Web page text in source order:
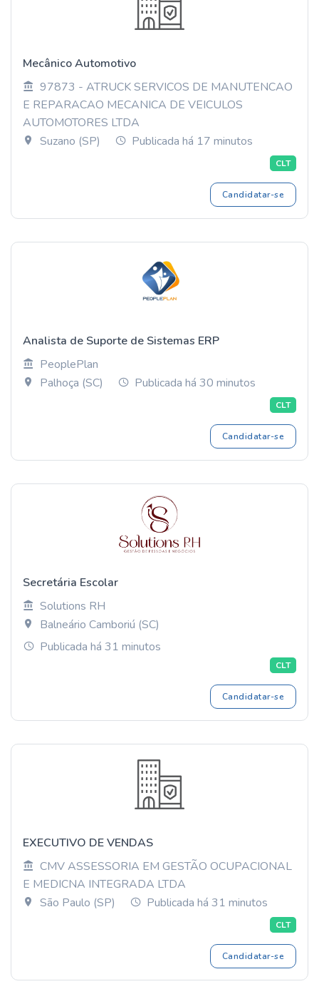
Mecânico Automotivo
97873 - ATRUCK SERVICOS DE MANUTENCAO
E REPARACAO MECANICA DE VEICULOS
AUTOMOTORES LTDA
Suzano (SP)
Publicada há 17 minutos
CLT
Candidatar-se
Analista de Suporte de Sistemas ERP
PeoplePlan
Palhoça (SC)
Publicada há 30 minutos
CLT
Candidatar-se
Secretária Escolar
Solutions RH
Balneário Camboriú (SC)
Publicada há 31 minutos
CLT
Candidatar-se
EXECUTIVO DE VENDAS
CMV ASSESSORIA EM GESTÃO OCUPACIONAL
E MEDICNA INTEGRADA LTDA
São Paulo (SP)
Publicada há 31 minutos
CLT
Candidatar-se